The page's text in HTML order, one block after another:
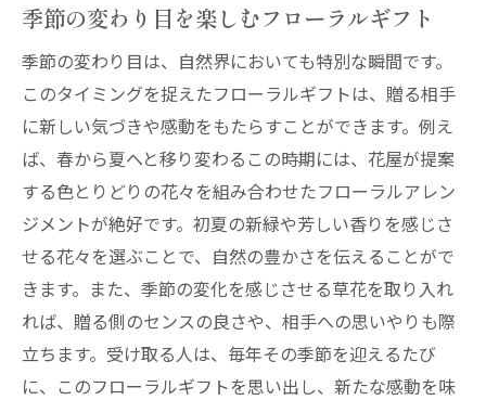
季節の変わり目を楽しむフローラルギフト
季節の変わり目は、自然界においても特別な瞬間です。
このタイミングを捉えたフローラルギフトは、贈る相手
に新しい気づきや感動をもたらすことができます。例え
ば、春から夏へと移り変わるこの時期には、花屋が提案
する色とりどりの花々を組み合わせたフローラルアレン
ジメントが絶好です。初夏の新緑や芳しい香りを感じさ
せる花々を選ぶことで、自然の豊かさを伝えることがで
きます。また、季節の変化を感じさせる草花を取り入れ
れば、贈る側のセンスの良さや、相手への思いやりも際
立ちます。受け取る人は、毎年その季節を迎えるたび
に、このフローラルギフトを思い出し、新たな感動を味